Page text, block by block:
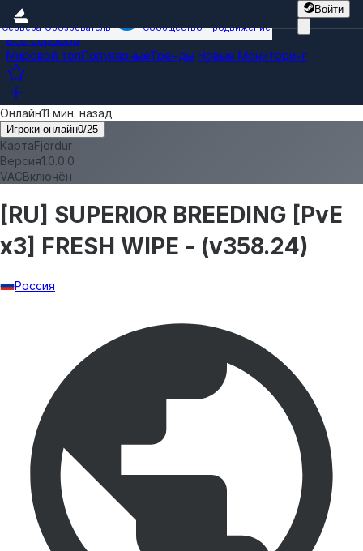
Войти
Сервера Обозреватель Сообщество Продвижение
Все сервера
Мировой топПопулярныеТренды Новые Мониторинг
[RU] SUPERIOR BREEDING [PvE
x3] FRESH WIPE - (v358.24)
Россия
Онлайн11 мин. назад
Игроки онлайн0/25
КартаFjordur
Версия1.0.0.0
VACВключён